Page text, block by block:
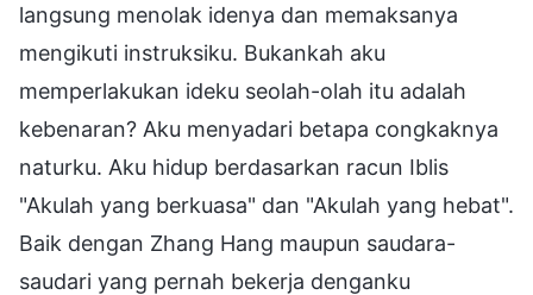
langsung menolak idenya dan memaksanya
mengikuti instruksiku. Bukankah aku
memperlakukan ideku seolah-olah itu adalah
kebenaran? Aku menyadari betapa congkaknya
naturku. Aku hidup berdasarkan racun Iblis
"Akulah yang berkuasa" dan "Akulah yang hebat".
Baik dengan Zhang Hang maupun saudara-
saudari yang pernah bekerja denganku